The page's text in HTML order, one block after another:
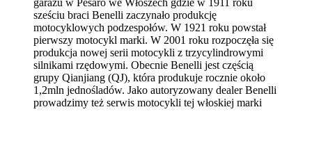
sześciu braci Benelli zaczynało produkcję
motocyklowych podzespołów. W 1921 roku powstał
pierwszy motocykl marki. W 2001 roku rozpoczęła się
produkcja nowej serii motocykli z trzycylindrowymi
silnikami rzędowymi. Obecnie Benelli jest częścią
grupy Qianjiang (QJ), która produkuje rocznie około
1,2mln jednośladów. Jako autoryzowany dealer Benelli
prowadzimy też serwis motocykli tej włoskiej marki